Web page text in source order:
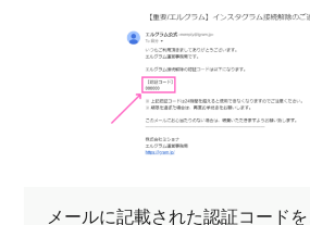
メールに記載された認証コード